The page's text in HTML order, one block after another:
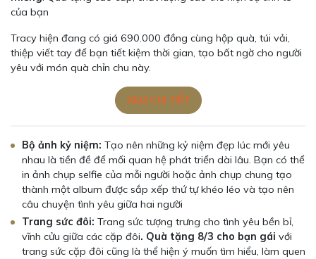
của bạn
Tracy hiện đang có giá 690.000 đồng cùng hộp quà, túi vải,
thiệp viết tay để bạn tiết kiệm thời gian, tạo bất ngờ cho người
yêu với món quà chỉn chu này.
XEM CHI TIẾT
Bộ ảnh kỷ niệm: Tạo nên những kỷ niệm đẹp lúc mới yêu
nhau là tiền đề để mối quan hệ phát triển dài lâu. Bạn có thể
in ảnh chụp selfie của mỗi người hoặc ảnh chụp chung tạo
thành một album được sắp xếp thứ tự khéo léo và tạo nên
câu chuyện tình yêu giữa hai người
Trang sức đôi: Trang sức tượng trưng cho tình yêu bền bỉ,
vĩnh cửu giữa các cặp đôi. Quà tặng 8/3 cho bạn gái với
trang sức cặp đôi cũng là thể hiện ý muốn tìm hiểu, làm quen